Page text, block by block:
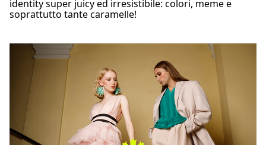
identity super juicy ed irresistibile: colori, meme e
soprattutto tante caramelle!